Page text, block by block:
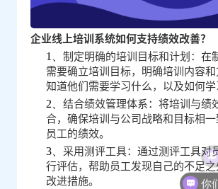
企业线上培训系统如何支持绩效改善？
1、 制定明确的培训目标和计划：在
需要确立培训目标，明确培训内容
知道他们需要学习什么，以及如何学
2、 结合绩效管理体系：将培训与绩
合，确保培训与公司战略和目标相
员工的绩效。
3、 采用测评工具：通过测评工具对
行评估，帮助员工发现自己的不足
改进措施。
你